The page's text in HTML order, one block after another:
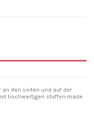
an den seiten und auf der
hochwertigen stoffen made